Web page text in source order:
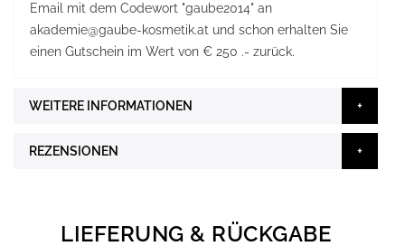
Email mit dem Codewort "gaube2014" an
akademie@gaube-kosmetik.at und schon erhalten Sie
einen Gutschein im Wert von € 250 .- zurück.
WEITERE INFORMATIONEN
REZENSIONEN
LIEFERUNG & RÜCKGABE